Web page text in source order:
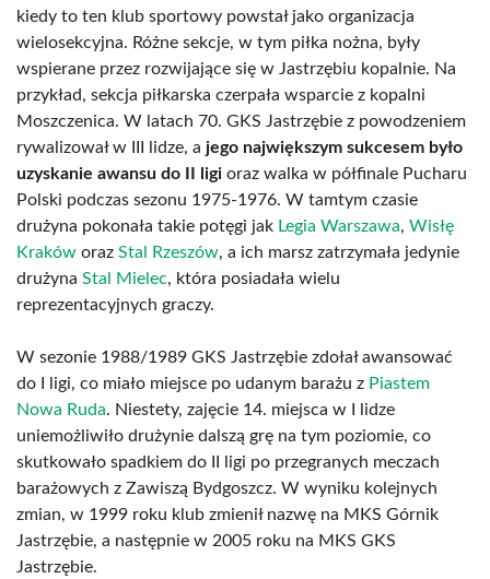
kiedy to ten klub sportowy powstał jako organizacja
wielosekcyjna. Różne sekcje, w tym piłka nożna, były
wspierane przez rozwijające się w Jastrzębiu kopalnie. Na
przykład, sekcja piłkarska czerpała wsparcie z kopalni
Moszczenica. W latach 70. GKS Jastrzębie z powodzeniem
rywalizował w III lidze, a jego największym sukcesem było
uzyskanie awansu do II ligi oraz walka w półfinale Pucharu
Polski podczas sezonu 1975-1976. W tamtym czasie
drużyna pokonała takie potęgi jak Legia Warszawa, Wisłę
Kraków oraz Stal Rzeszów, a ich marsz zatrzymała jedynie
drużyna Stal Mielec, która posiadała wielu
reprezentacyjnych graczy.
W sezonie 1988/1989 GKS Jastrzębie zdołał awansować
do I ligi, co miało miejsce po udanym barażu z Piastem
Nowa Ruda. Niestety, zajęcie 14. miejsca w I lidze
uniemożliwiło drużynie dalszą grę na tym poziomie, co
skutkowało spadkiem do II ligi po przegranych meczach
barażowych z Zawiszą Bydgoszcz. W wyniku kolejnych
zmian, w 1999 roku klub zmienił nazwę na MKS Górnik
Jastrzębie, a następnie w 2005 roku na MKS GKS
Jastrzębie.